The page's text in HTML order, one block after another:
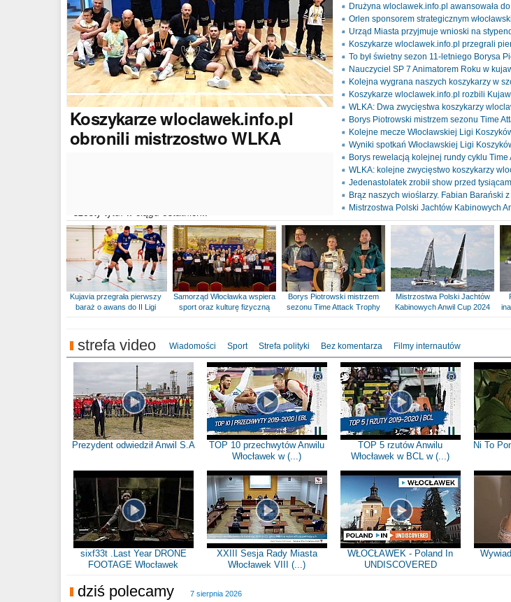
Koszykarzewloclawek.info.pl
obronili mistrzostwo WLKA
Drużyna wloclawek.info.pl awansowała do
opinie
Orlen sponsorem strategicznym
Urząd Miasta przyjmuje wnioski na
Koszykarze wloclawek.info.pl przegrali
To był świetny sezon 11-letniego Borysa
Nauczyciel SP 7 Animatorem Roku w
opinie
Kolejna wygrana naszych koszykarzy w
Koszykarze wloclawek.info.pl rozbili
WLKA: Dwa zwycięstwa koszykarzy
Borys Piotrowski mistrzem sezonu Time
Kolejne mecze Włocławskiej Ligi
Wyniki spotkań Włocławskiej Ligi
Borys rewelacją kolejnej rundy cyklu Time
WLKA: kolejne zwycięstwo koszykarzy
Jedenastolatek zrobił show przed
Brąz naszych wioślarzy. Fabian Barański
Mistrzostwa Polski Jachtów Kabinowych
Kujavia przegrała pierwszy
baraż o awans do II Ligi
Samorząd Włocławka wspiera
sport oraz kulturę fizyczną
Borys Piotrowski mistrzem
sezonu Time Attack Trophy
Mistrzostwa Polski Jachtów
Kabinowych Anwil Cup 2024
strefa video Wiadomości Sport Strefa polityki Bez komentarza Filmy internautów
Prezydent odwiedził Anwil S.A
TOP 10 przechwytów Anwilu
Włocławek w (...)
TOP 5 rzutów Anwilu
Włocławek w BCL w (...)
Ni To
sixf33t .Last Year DRONE
FOOTAGE Włocławek
XXIII Sesja Rady Miasta
Włocławek VIII (...)
WŁOCŁAWEK - Poland In
UNDISCOVERED
dziś polecamy 7 sierpnia 2026